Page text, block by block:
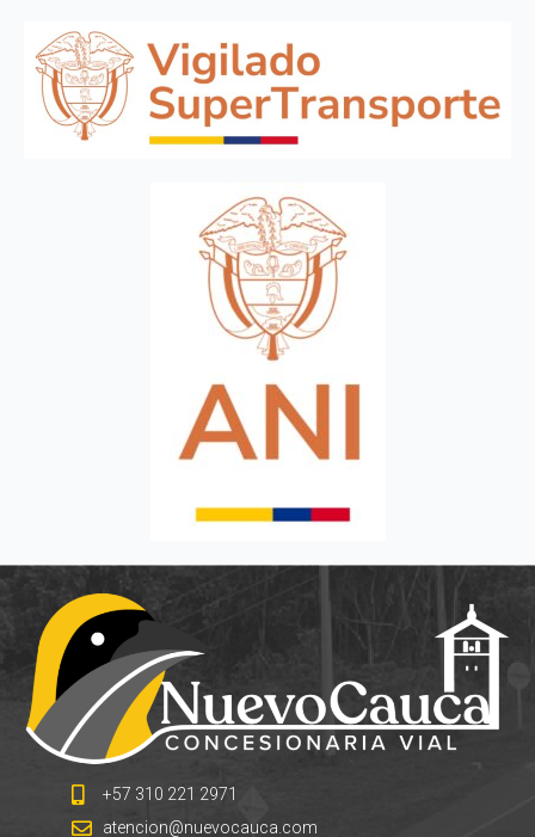
+57 310 221 2971
atencion@nuevocauca.com